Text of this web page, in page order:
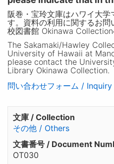
阪巻・宝玲文庫はハワイ大
す。資料の利用に関するお
校図書館 Okinawa Collection
The Sakamaki/Hawley
University of Hawaii at
please contact the
Library Okinawa Collection.
問い合わせフォーム / Inquiry
文庫 / Collection
その他 / Others
文書番号 / Document
OT030